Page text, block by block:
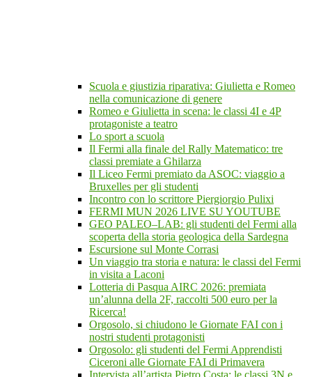
Scuola e giustizia riparativa: Giulietta e Romeo
nella comunicazione di genere
Romeo e Giulietta in scena: le classi 4I e 4P
protagoniste a teatro
Lo sport a scuola
Il Fermi alla finale del Rally Matematico: tre
classi premiate a Ghilarza
Il Liceo Fermi premiato da ASOC: viaggio a
Bruxelles per gli studenti
Incontro con lo scrittore Piergiorgio Pulixi
FERMI MUN 2026 LIVE SU YOUTUBE
GEO PALEO–LAB: gli studenti del Fermi alla
scoperta della storia geologica della Sardegna
Escursione sul Monte Corrasi
Un viaggio tra storia e natura: le classi del Fermi
in visita a Laconi
Lotteria di Pasqua AIRC 2026: premiata
un’alunna della 2F, raccolti 500 euro per la
Ricerca!
Orgosolo, si chiudono le Giornate FAI con i
nostri studenti protagonisti
Orgosolo: gli studenti del Fermi Apprendisti
Ciceroni alle Giornate FAI di Primavera